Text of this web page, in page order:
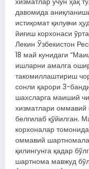
давомида
истиқомат қилувчи
йиғиш корхонаси
Лекин Ўзбекистон
18 май кунидаги
ишларни амалга
такомиллаштириш
сонли қарори 3-
шахсларга маиший
хизматлари
белгилаб қўйилган.
корхоналар
оммавий
қилингунга қадар
шартнома мавжуд